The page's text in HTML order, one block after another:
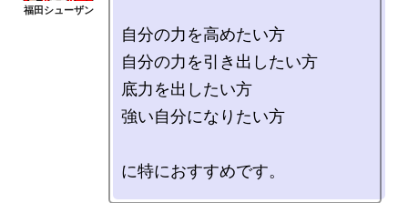
自分の力を高めたい方
自分の力を引き出したい方
底力を出したい方
強い自分になりたい方